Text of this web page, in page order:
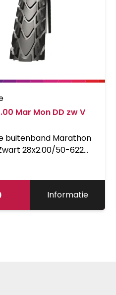
Mar Mon DD zw V
buitenband Marathon
28x2.00/50-622
Het profiel spiegelt
aan het voorbeeld
Informatie